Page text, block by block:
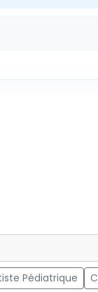
Pédiatrique